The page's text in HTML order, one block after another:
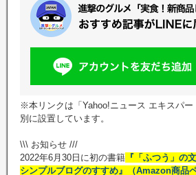
※本リンクは「Yahoo!ニュース エキスパ
別に設置しています。
\\\ お知らせ ///
2022年6月30日に初の書籍 『「ふつう」の
シンプルブログのすすめ』（Amazon商品ペ